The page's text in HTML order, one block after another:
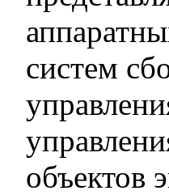
систем
объектов